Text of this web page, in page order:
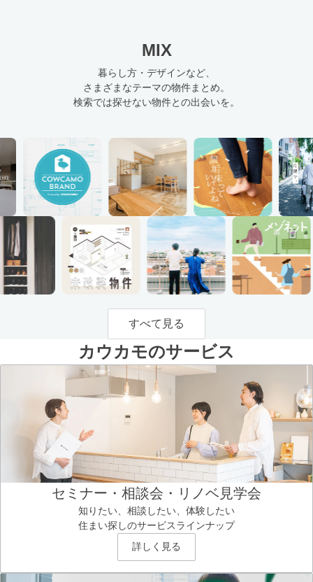
MIX
暮らし方・デザインなど、
さまざまなテーマの物件まとめ。
検索では探せない物件との出会いを。
すべて見る
カウカモのサービス
セミナー・相談会・リノベ見学会
知りたい、相談したい、体験したい
住まい探しのサービスラインナップ
詳しく見る